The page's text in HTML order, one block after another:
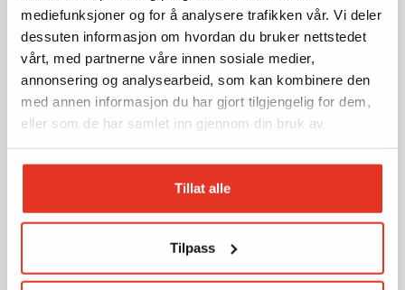
mediefunksjoner og for å analysere trafikken vår. Vi deler
dessuten informasjon om hvordan du bruker nettstedet
vårt, med partnerne våre innen sosiale medier,
annonsering og analysearbeid, som kan kombinere den
med annen informasjon du har gjort tilgjengelig for dem,
eller som de har samlet inn gjennom din bruk av
Tillat alle
Tilpass